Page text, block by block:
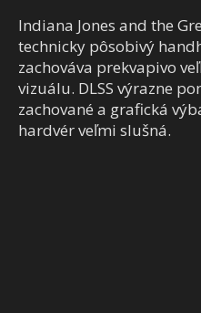
Indiana Jones and the
technicky pôsobivý
zachováva prekvapivo
vizuálu. DLSS výrazne
zachované a grafická
hardvér veľmi slušná.